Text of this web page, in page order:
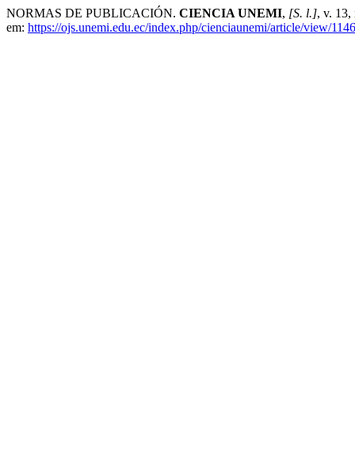
NORMAS DE PUBLICACIÓN. CIENCIA UNEMI, [S. l.], v.
em: https://ojs.unemi.edu.ec/index.php/cienciaunemi/article/view/1146